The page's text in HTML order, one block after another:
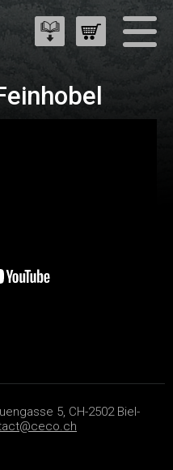
5, CH-2502 Biel-